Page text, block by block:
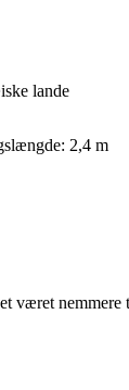
lande
2,4 m